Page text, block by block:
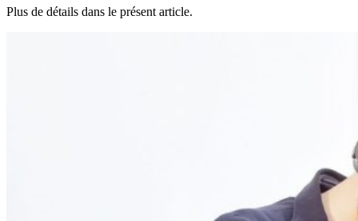
Plus de détails dans le présent article.